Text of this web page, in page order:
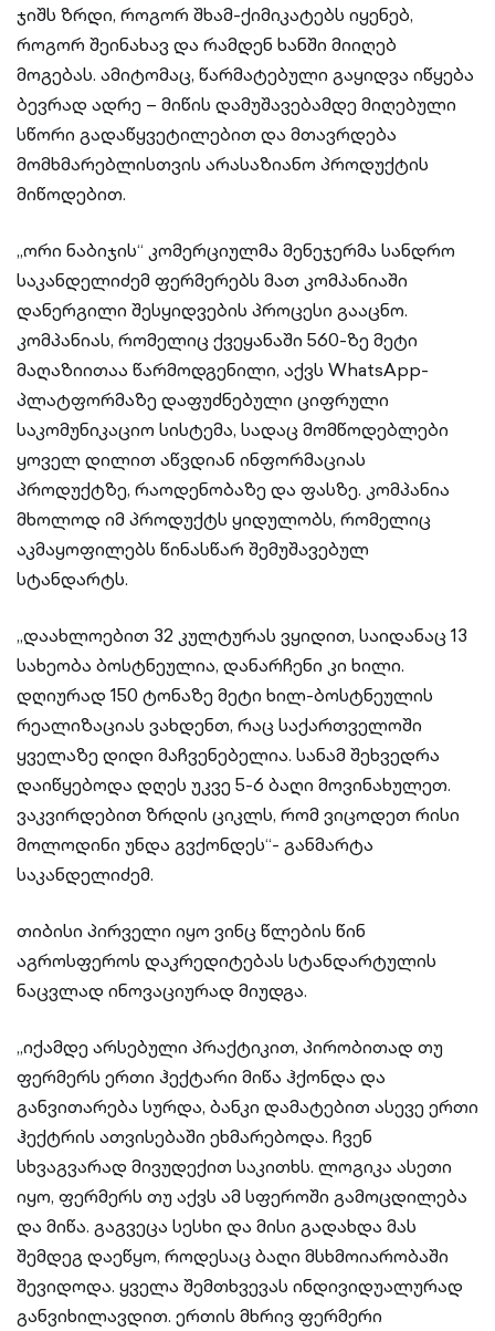
ჯიშს ზრდი, როგორ შხამ-ქიმიკატებს იყენებ,
როგორ შეინახავ და რამდენ ხანში მიიღებ
მოგებას. ამიტომაც, წარმატებული გაყიდვა იწყება
ბევრად ადრე – მიწის დამუშავებამდე მიღებული
სწორი გადაწყვეტილებით და მთავრდება
მომხმარებლისთვის არასაზიანო პროდუქტის
მიწოდებით.
„ორი ნაბიჯის“ კომერციულმა მენეჯერმა სანდრო
საკანდელიძემ ფერმერებს მათ კომპანიაში
დანერგილი შესყიდვების პროცესი გააცნო.
კომპანიას, რომელიც ქვეყანაში 560-ზე მეტი
მაღაზიითაა წარმოდგენილი, აქვს WhatsApp-
პლატფორმაზე დაფუძნებული ციფრული
საკომუნიკაციო სისტემა, სადაც მომწოდებლები
ყოველ დილით აწვდიან ინფორმაციას
პროდუქტზე, რაოდენობაზე და ფასზე. კომპანია
მხოლოდ იმ პროდუქტს ყიდულობს, რომელიც
აკმაყოფილებს წინასწარ შემუშავებულ
სტანდარტს.
„დაახლოებით 32 კულტურას ვყიდით, საიდანაც 13
სახეობა ბოსტნეულია, დანარჩენი კი ხილი.
დღიურად 150 ტონაზე მეტი ხილ-ბოსტნეულის
რეალიზაციას ვახდენთ, რაც საქართველოში
ყველაზე დიდი მაჩვენებელია. სანამ შეხვედრა
დაიწყებოდა დღეს უკვე 5-6 ბაღი მოვინახულეთ.
ვაკვირდებით ზრდის ციკლს, რომ ვიცოდეთ რისი
მოლოდინი უნდა გვქონდეს“- განმარტა
საკანდელიძემ.
თიბისი პირველი იყო ვინც წლების წინ
აგროსფეროს დაკრედიტებას სტანდარტულის
ნაცვლად ინოვაციურად მიუდგა.
„იქამდე არსებული პრაქტიკით, პირობითად თუ
ფერმერს ერთი ჰექტარი მიწა ჰქონდა და
განვითარება სურდა, ბანკი დამატებით ასევე ერთი
ჰექტრის ათვისებაში ეხმარებოდა. ჩვენ
სხვაგვარად მივუდექით საკითხს. ლოგიკა ასეთი
იყო, ფერმერს თუ აქვს ამ სფეროში გამოცდილება
და მიწა. გაგვეცა სესხი და მისი გადახდა მას
შემდეგ დაეწყო, როდესაც ბაღი მსხმოიარობაში
შევიდოდა. ყველა შემთხვევას ინდივიდუალურად
განვიხილავდით. ერთის მხრივ ფერმერი